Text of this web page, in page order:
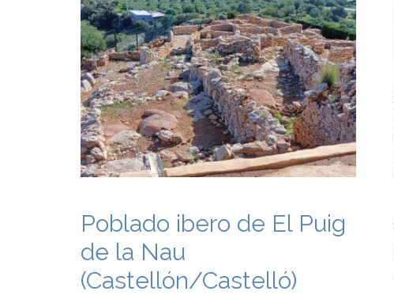
Poblado ibero de El Puig
de la Nau
(Castellón/Castelló)